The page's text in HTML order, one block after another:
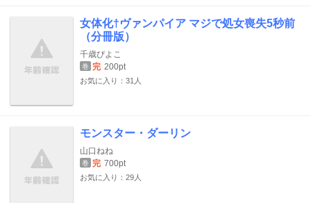
女体化†ヴァンパイア マジで処女喪失5秒前
（分冊版）
千歳ぴよこ
巻 完 200pt
お気に入り：31人
モンスター・ダーリン
山口ねね
巻 完 700pt
お気に入り：29人